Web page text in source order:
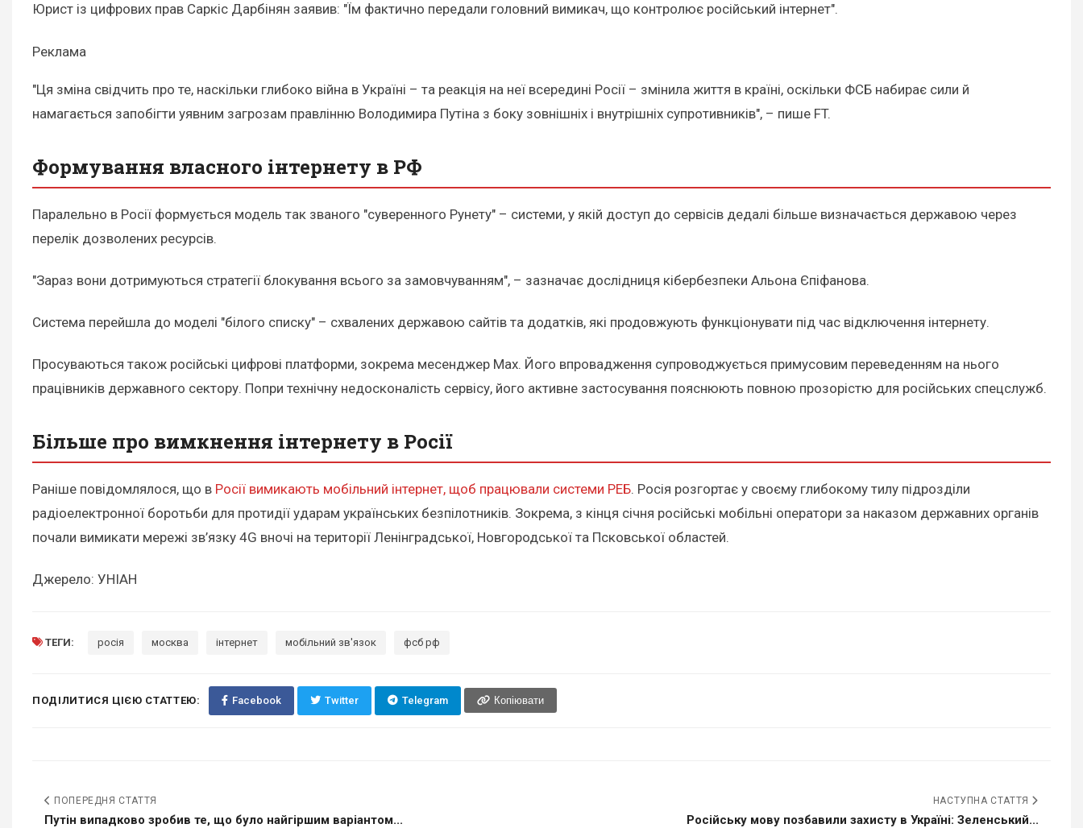
Юрист із цифрових прав Саркіс Дарбінян заявив: "Їм фактично передали головний вимикач, що контролює російський інтернет".
Реклама
"Ця зміна свідчить про те, наскільки глибоко війна в Україні – та реакція на неї всередині Росії – змінила життя в країні, оскільки ФСБ набирає сили й
намагається запобігти уявним загрозам правлінню Володимира Путіна з боку зовнішніх і внутрішніх супротивників", – пише FT.
Формування власного інтернету в РФ
Паралельно в Росії формується модель так званого "суверенного Рунету" – системи, у якій доступ до сервісів дедалі більше визначається державою через
перелік дозволених ресурсів.
"Зараз вони дотримуються стратегії блокування всього за замовчуванням", – зазначає дослідниця кібербезпеки Альона Єпіфанова.
Система перейшла до моделі "білого списку" – схвалених державою сайтів та додатків, які продовжують функціонувати під час відключення інтернету.
Просуваються також російські цифрові платформи, зокрема месенджер Max. Його впровадження супроводжується примусовим переведенням на нього
працівників державного сектору. Попри технічну недосконалість сервісу, його активне застосування пояснюють повною прозорістю для російських спецслужб.
Більше про вимкнення інтернету в Росії
Раніше повідомлялося, що в Росії вимикають мобільний інтернет, щоб працювали системи РЕБ. Росія розгортає у своєму глибокому тилу підрозділи
радіоелектронної боротьби для протидії ударам українських безпілотників. Зокрема, з кінця січня російські мобільні оператори за наказом державних органів
почали вимикати мережі зв’язку 4G вночі на території Ленінградської, Новгородської та Псковської областей.
Джерело: УНІАН
ТЕГИ: росія москва інтернет мобільний зв'язок фсб рф
ПОДІЛИТИСЯ ЦІЄЮ СТАТТЕЮ: Facebook Twitter Telegram Копіювати
ПОПЕРЕДНЯ СТАТТЯ
Путін випадково зробив те, що було найгіршим варіантом...
НАСТУПНА СТАТТЯ
Російську мову позбавили захисту в Україні: Зеленський...